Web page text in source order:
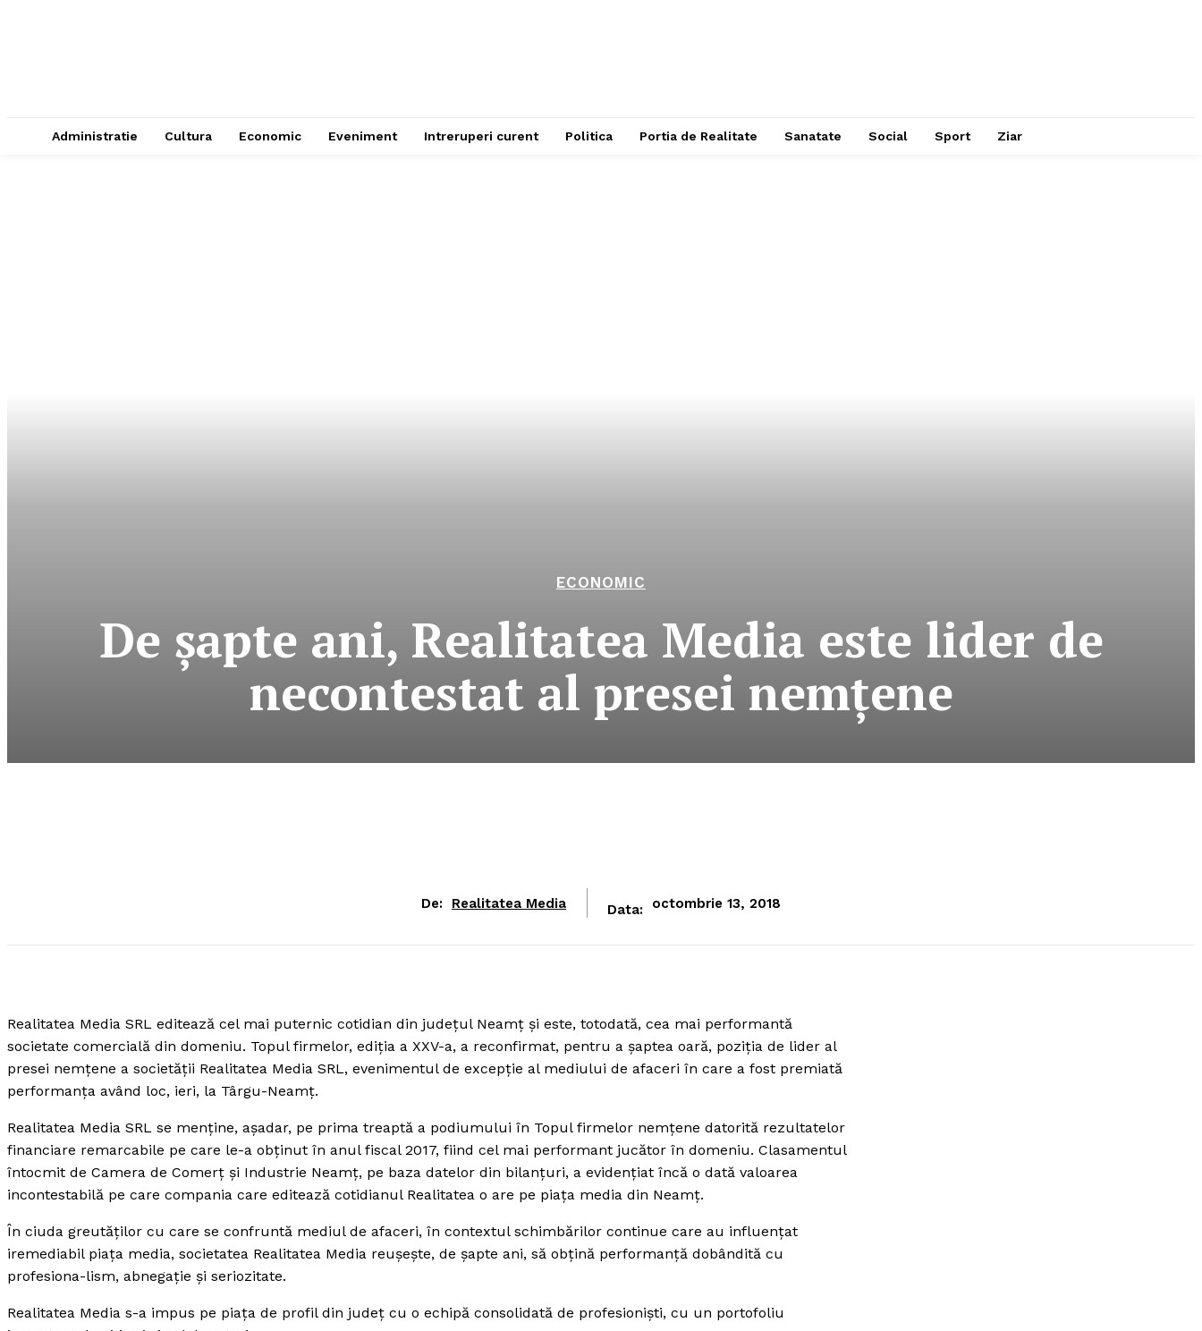
Administratie Cultura Economic Eveniment Intreruperi curent Politica Portia de Realitate Sanatate Social Sport Ziar
ECONOMIC
De şapte ani, Realitatea Media este lider de
necontestat al presei nemţene
De: Realitatea Media Data: octombrie 13, 2018
Realitatea Media SRL editează cel mai puternic cotidian din judeţul Neamţ şi este, totodată, cea mai performantă
societate comercială din domeniu. Topul firmelor, ediţia a XXV-a, a reconfirmat, pentru a şaptea oară, poziţia de lider al
presei nemţene a societăţii Realitatea Media SRL, evenimentul de excepţie al mediului de afaceri în care a fost premiată
performanţa având loc, ieri, la Târgu-Neamţ.
Realitatea Media SRL se menţine, aşadar, pe prima treaptă a podiumului în Topul firmelor nemţene datorită rezultatelor
financiare remarcabile pe care le-a obţinut în anul fiscal 2017, fiind cel mai performant jucător în domeniu. Clasamentul
întocmit de Camera de Comerţ şi Industrie Neamţ, pe baza datelor din bilanţuri, a evidenţiat încă o dată valoarea
incontestabilă pe care compania care editează cotidianul Realitatea o are pe piaţa media din Neamţ.
În ciuda greutăţilor cu care se confruntă mediul de afaceri, în contextul schimbărilor continue care au influenţat
iremediabil piaţa media, societatea Realitatea Media reuşeşte, de şapte ani, să obţină performanţă dobândită cu
profesiona-lism, abnegaţie şi seriozitate.
Realitatea Media s-a impus pe piaţa de profil din judeţ cu o echipă consolidată de profesionişti, cu un portofoliu